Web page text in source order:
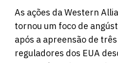
As ações da Western
tornou um foco de
após a apreensão de
reguladores dos EUA